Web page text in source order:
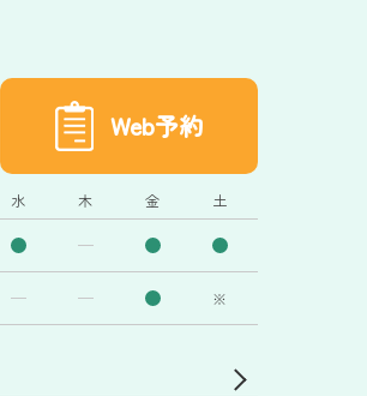
Web予約
水 木 金 土
※